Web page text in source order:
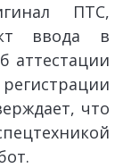
ПТС,
ввода в
аттестации
что